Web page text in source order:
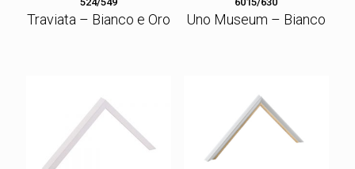
Traviata – Bianco e Oro Uno Museum – Bianco